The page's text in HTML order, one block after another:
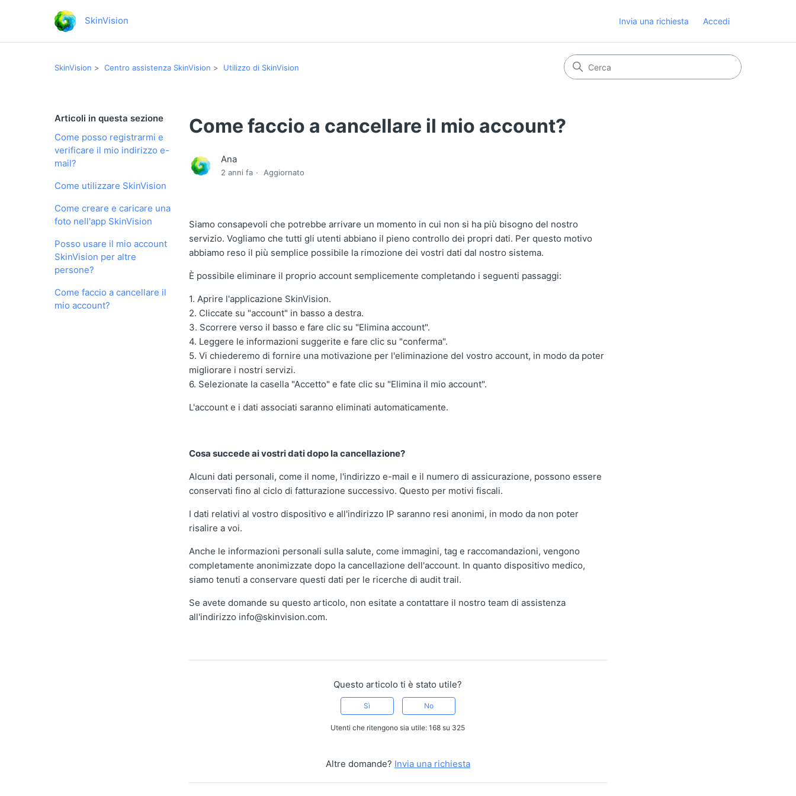
SkinVision Invia una richiesta Accedi
SkinVision Centro assistenza SkinVision Utilizzo di SkinVision
Articoli in questa sezione
Come posso registrarmi e
verificare il mio indirizzo e-
mail?
Come utilizzare SkinVision
Come creare e caricare una
foto nell'app SkinVision
Posso usare il mio account
SkinVision per altre
persone?
Come faccio a cancellare il
mio account?
Come faccio a cancellare il mio account?
Ana
2 anni fa Aggiornato
Siamo consapevoli che potrebbe arrivare un momento in cui non si ha più bisogno del nostro
servizio. Vogliamo che tutti gli utenti abbiano il pieno controllo dei propri dati. Per questo motivo
abbiamo reso il più semplice possibile la rimozione dei vostri dati dal nostro sistema.
È possibile eliminare il proprio account semplicemente completando i seguenti passaggi:
1. Aprire l'applicazione SkinVision.
2. Cliccate su "account" in basso a destra.
3. Scorrere verso il basso e fare clic su "Elimina account".
4. Leggere le informazioni suggerite e fare clic su "conferma".
5. Vi chiederemo di fornire una motivazione per l'eliminazione del vostro account, in modo da poter
migliorare i nostri servizi.
6. Selezionate la casella "Accetto" e fate clic su "Elimina il mio account".
L'account e i dati associati saranno eliminati automaticamente.
Cosa succede ai vostri dati dopo la cancellazione?
Alcuni dati personali, come il nome, l'indirizzo e-mail e il numero di assicurazione, possono essere
conservati fino al ciclo di fatturazione successivo. Questo per motivi fiscali.
I dati relativi al vostro dispositivo e all'indirizzo IP saranno resi anonimi, in modo da non poter
risalire a voi.
Anche le informazioni personali sulla salute, come immagini, tag e raccomandazioni, vengono
completamente anonimizzate dopo la cancellazione dell'account. In quanto dispositivo medico,
siamo tenuti a conservare questi dati per le ricerche di audit trail.
Se avete domande su questo articolo, non esitate a contattare il nostro team di assistenza
all'indirizzo info@skinvision.com.
Questo articolo ti è stato utile?
Sì No
Utenti che ritengono sia utile: 168 su 325
Altre domande? Invia una richiesta